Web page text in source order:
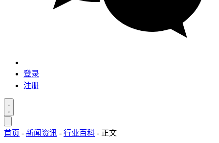
登录
注册
首页 - 新闻资讯 - 行业百科 - 正文